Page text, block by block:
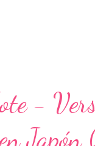
"Death
de 2008 en
-
Japón